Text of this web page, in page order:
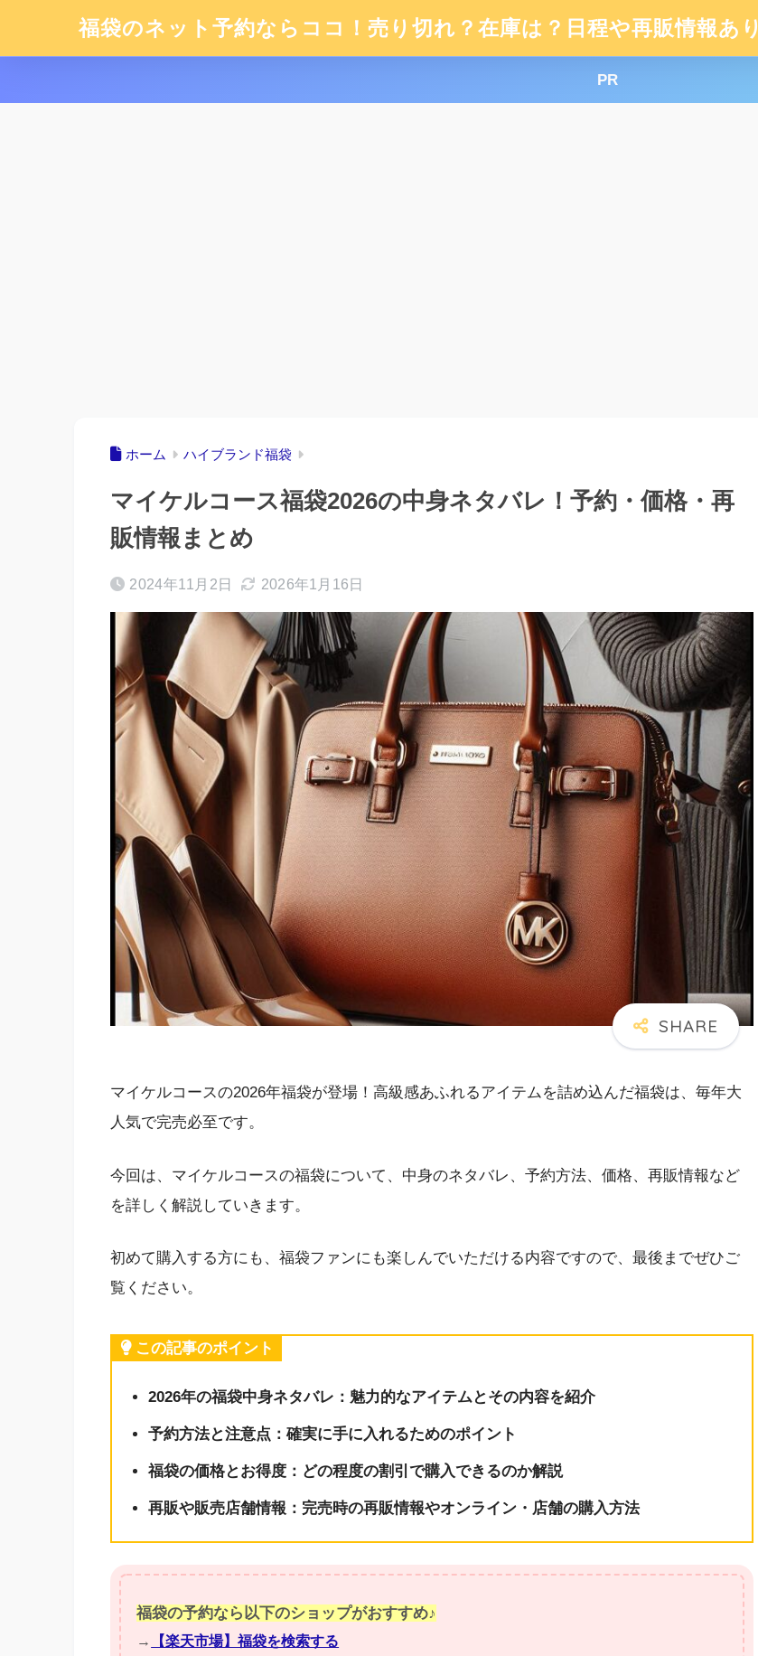
福袋のネット予約ならココ！売り切れ？在庫は？日程や再販情報あり
PR
ホーム ハイブランド福袋
マイケルコース福袋2026の中身ネタバレ！予約・価格・再
販情報まとめ
2024年11月2日 2026年1月16日
マイケルコースの2026年福袋が登場！高級感あふれるアイテムを詰め込んだ福袋は、毎年大
人気で完売必至です。
今回は、マイケルコースの福袋について、中身のネタバレ、予約方法、価格、再販情報など
を詳しく解説していきます。
初めて購入する方にも、福袋ファンにも楽しんでいただける内容ですので、最後までぜひご
覧ください。
この記事のポイント
2026年の福袋中身ネタバレ：魅力的なアイテムとその内容を紹介
予約方法と注意点：確実に手に入れるためのポイント
福袋の価格とお得度：どの程度の割引で購入できるのか解説
再販や販売店舗情報：完売時の再販情報やオンライン・店舗の購入方法
福袋の予約なら以下のショップがおすすめ♪
→
【楽天市場】福袋を検索する